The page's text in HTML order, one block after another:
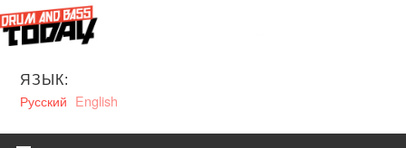
ЯЗЫК:
Русский English